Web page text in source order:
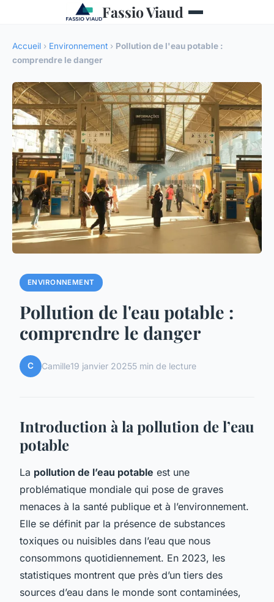
Fassio Viaud
Accueil › Environnement › Pollution de l'eau potable :
comprendre le danger
ENVIRONNEMENT
Pollution de l'eau potable :
comprendre le danger
C Camille19 janvier 20255 min de lecture
Introduction à la pollution de l’eau
potable
La pollution de l’eau potable est une
problématique mondiale qui pose de graves
menaces à la santé publique et à l’environnement.
Elle se définit par la présence de substances
toxiques ou nuisibles dans l’eau que nous
consommons quotidiennement. En 2023, les
statistiques montrent que près d’un tiers des
sources d’eau dans le monde sont contaminées,